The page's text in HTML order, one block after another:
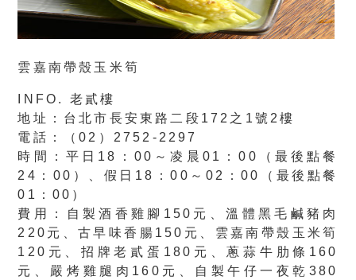
雲嘉南帶殼玉米筍
INFO. 老貳樓
地址：台北市長安東路二段172之1號2樓
電話：（02）2752-2297
時間：平日18：00～凌晨01：00（最後點餐
24：00）、假日18：00～02：00（最後點餐
01：00）
費用：自製酒香雞腳150元、溫體黑毛鹹豬肉
220元、古早味香腸150元、雲嘉南帶殼玉米筍
120元、招牌老貳蛋180元、蔥蒜牛肋條160
元、嚴烤雞腿肉160元、自製午仔一夜乾380